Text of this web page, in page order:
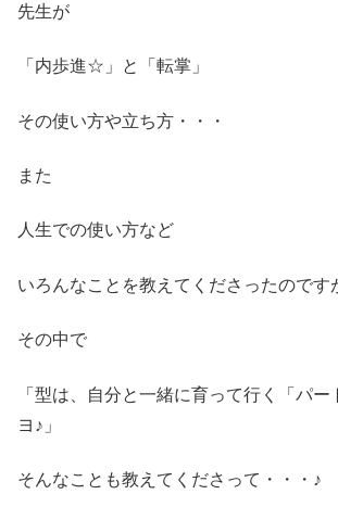
先生が
「内歩進☆」と「転掌」
その使い方や立ち方・・・
また
人生での使い方など
いろんなことを教えてくださったのです
その中で
「型は、自分と一緒に育って行く「パ
ヨ♪」
そんなことも教えてくださって・・・♪